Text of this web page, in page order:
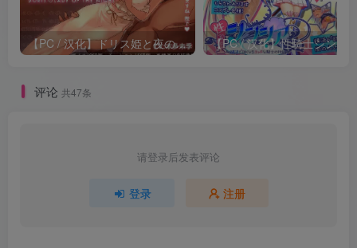
【PC / 汉化】ドリス姫と夜のオツトメ
评论 共47条
请登录后发表评论
登录 注册